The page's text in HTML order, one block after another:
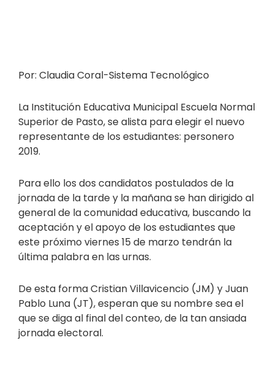
Por: Claudia Coral-Sistema Tecnológico
La Institución Educativa Municipal Escuela Normal
Superior de Pasto, se alista para elegir el nuevo
representante de los estudiantes: personero
2019.
Para ello los dos candidatos postulados de la
jornada de la tarde y la mañana se han dirigido al
general de la comunidad educativa, buscando la
aceptación y el apoyo de los estudiantes que
este próximo viernes 15 de marzo tendrán la
última palabra en las urnas.
De esta forma Cristian Villavicencio (JM) y Juan
Pablo Luna (JT), esperan que su nombre sea el
que se diga al final del conteo, de la tan ansiada
jornada electoral.